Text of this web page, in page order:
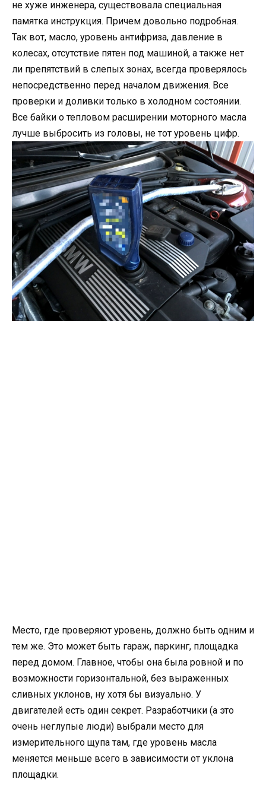
не хуже инженера, существовала специальная
памятка инструкция. Причем довольно подробная.
Так вот, масло, уровень антифриза, давление в
колесах, отсутствие пятен под машиной, а также нет
ли препятствий в слепых зонах, всегда проверялось
непосредственно перед началом движения. Все
проверки и доливки только в холодном состоянии.
Все байки о тепловом расширении моторного масла
лучше выбросить из головы, не тот уровень цифр.
Место, где проверяют уровень, должно быть одним и
тем же. Это может быть гараж, паркинг, площадка
перед домом. Главное, чтобы она была ровной и по
возможности горизонтальной, без выраженных
сливных уклонов, ну хотя бы визуально. У
двигателей есть один секрет. Разработчики (а это
очень неглупые люди) выбрали место для
измерительного щупа там, где уровень масла
меняется меньше всего в зависимости от уклона
площадки.